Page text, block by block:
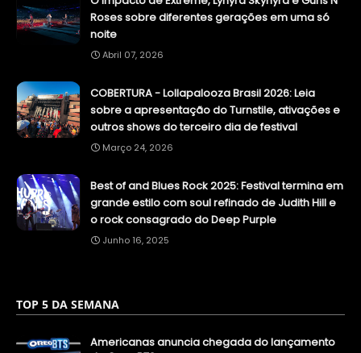
Roses sobre diferentes gerações em uma só
noite
Abril 07, 2026
COBERTURA - Lollapalooza Brasil 2026: Leia
sobre a apresentação do Turnstile, ativações e
outros shows do terceiro dia de festival
Março 24, 2026
Best of and Blues Rock 2025: Festival termina em
grande estilo com soul refinado de Judith Hill e
o rock consagrado do Deep Purple
Junho 16, 2025
TOP 5 DA SEMANA
Americanas anuncia chegada do lançamento